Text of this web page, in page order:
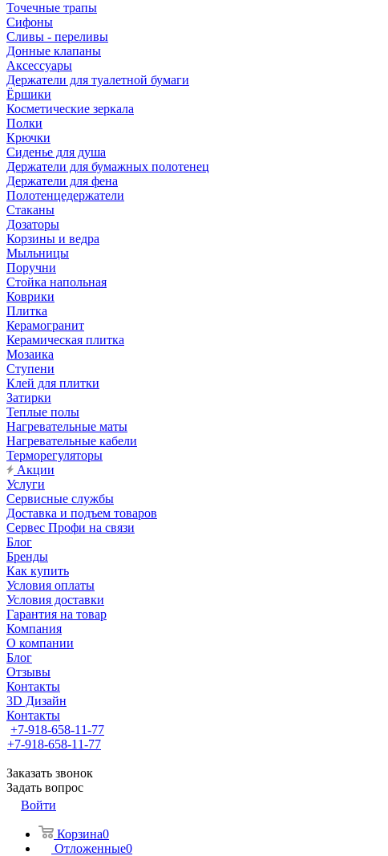
Точечные трапы
Сифоны
Сливы - переливы
Донные клапаны
Аксессуары
Держатели для туалетной бумаги
Ёршики
Косметические зеркала
Полки
Крючки
Сиденье для душа
Держатели для бумажных полотенец
Держатели для фена
Полотенцедержатели
Стаканы
Дозаторы
Корзины и ведра
Мыльницы
Поручни
Стойка напольная
Коврики
Плитка
Керамогранит
Керамическая плитка
Мозаика
Ступени
Клей для плитки
Затирки
Теплые полы
Нагревательные маты
Нагревательные кабели
Терморегуляторы
Акции
Услуги
Сервисные службы
Доставка и подъем товаров
Сервес Профи на связи
Блог
Бренды
Как купить
Условия оплаты
Условия доставки
Гарантия на товар
Компания
О компании
Блог
Отзывы
Контакты
3D Дизайн
Контакты
+7-918-658-11-77
+7-918-658-11-77
Заказать звонок
Задать вопрос
Войти
Корзина0
Отложенные0